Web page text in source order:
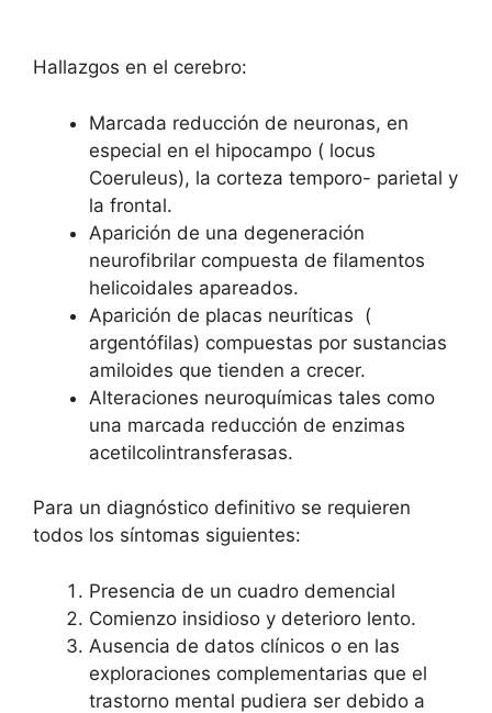
Hallazgos en el cerebro:
Marcada reducción de neuronas, en
especial en el hipocampo ( locus
Coeruleus), la corteza temporo- parietal y
la frontal.
Aparición de una degeneración
neurofibrilar compuesta de filamentos
helicoidales apareados.
Aparición de placas neuríticas (
argentófilas) compuestas por sustancias
amiloides que tienden a crecer.
Alteraciones neuroquímicas tales como
una marcada reducción de enzimas
acetilcolintransferasas.
Para un diagnóstico definitivo se requieren
todos los síntomas siguientes:
Presencia de un cuadro demencial
Comienzo insidioso y deterioro lento.
Ausencia de datos clínicos o en las
exploraciones complementarias que el
trastorno mental pudiera ser debido a